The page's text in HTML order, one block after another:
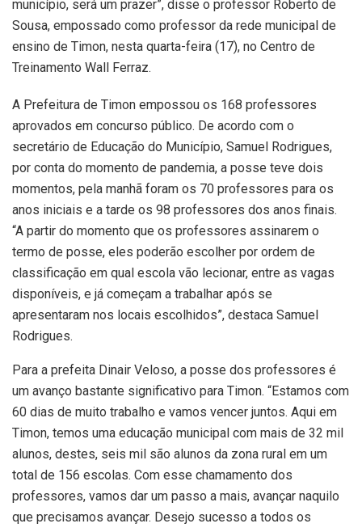
município, será um prazer”, disse o professor Roberto de
Sousa, empossado como professor da rede municipal de
ensino de Timon, nesta quarta-feira (17), no Centro de
Treinamento Wall Ferraz.
A Prefeitura de Timon empossou os 168 professores
aprovados em concurso público. De acordo com o
secretário de Educação do Município, Samuel Rodrigues,
por conta do momento de pandemia, a posse teve dois
momentos, pela manhã foram os 70 professores para os
anos iniciais e a tarde os 98 professores dos anos finais.
“A partir do momento que os professores assinarem o
termo de posse, eles poderão escolher por ordem de
classificação em qual escola vão lecionar, entre as vagas
disponíveis, e já começam a trabalhar após se
apresentaram nos locais escolhidos”, destaca Samuel
Rodrigues.
Para a prefeita Dinair Veloso, a posse dos professores é
um avanço bastante significativo para Timon. “Estamos com
60 dias de muito trabalho e vamos vencer juntos. Aqui em
Timon, temos uma educação municipal com mais de 32 mil
alunos, destes, seis mil são alunos da zona rural em um
total de 156 escolas. Com esse chamamento dos
professores, vamos dar um passo a mais, avançar naquilo
que precisamos avançar. Desejo sucesso a todos os